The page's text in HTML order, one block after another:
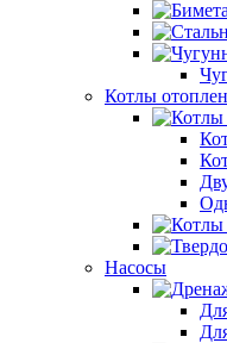
Котлы
Насосы